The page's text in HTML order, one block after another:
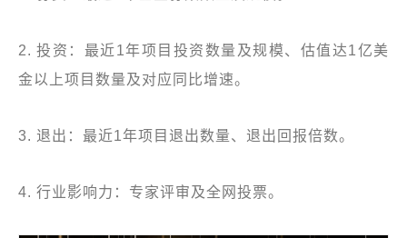
2. 投资：最近1年项目投资数量及规模、估值达1亿美
金以上项目数量及对应同比增速。
3. 退出：最近1年项目退出数量、退出回报倍数。
4. 行业影响力：专家评审及全网投票。